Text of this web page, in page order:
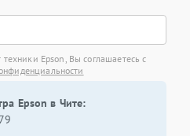
Epson, Вы соглашаетесь с
Epson в Чите: